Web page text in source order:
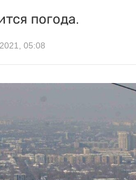
погода.
05:08